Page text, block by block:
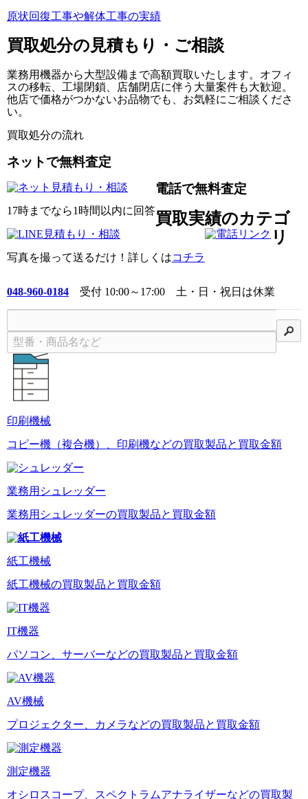
原状回復工事や解体工事の実績
買取処分の見積もり・ご相談
業務用機器から大型設備まで高額買取いたします。オフィ
スの移転、工場閉鎖、店舗閉店に伴う大量案件も大歓迎。
他店で価格がつかないお品物でも、お気軽にご相談くださ
い。
買取処分の流れ
ネットで無料査定
17時までなら1時間以内に回答
写真を撮って送るだけ！詳しくはコチラ
電話で無料査定
048-960-0184 受付 10:00～17:00 土・日・祝日は休業
買取実績のカテゴ
リ
検
印刷機械
コピー機（複合機）、印刷機などの買取製品と買取金額
業務用シュレッダー
業務用シュレッダーの買取製品と買取金額
紙工機械
紙工機械の買取製品と買取金額
IT機器
パソコン、サーバーなどの買取製品と買取金額
AV機械
プロジェクター、カメラなどの買取製品と買取金額
測定機器
オシロスコープ、スペクトラムアナライザーなどの買取製